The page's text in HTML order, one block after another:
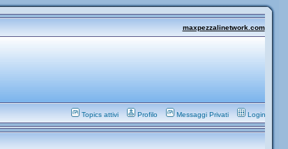
maxpezzalinetwork.com
Topics attivi Profilo Messaggi Privati Login